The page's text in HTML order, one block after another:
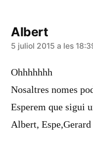
Albert
diu:
5 juliol 2015 a les
Ohhhhhhh
Nosaltres nomes
Esperem que sigui
Albert,